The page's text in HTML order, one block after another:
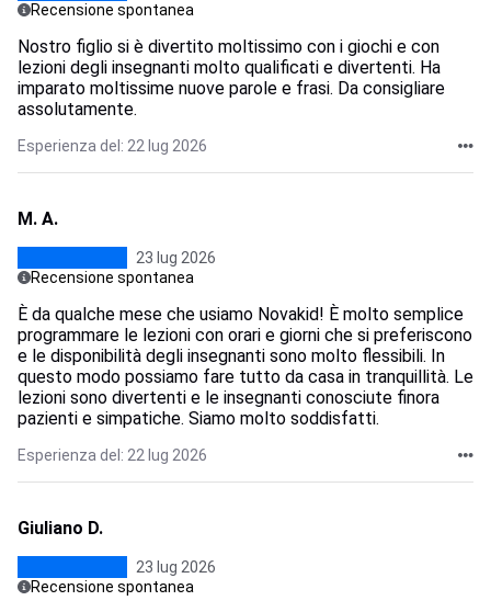
Recensione spontanea
Nostro figlio si è divertito moltissimo con i giochi e con
lezioni degli insegnanti molto qualificati e divertenti. Ha
imparato moltissime nuove parole e frasi. Da consigliare
assolutamente.
Esperienza del: 22 lug 2026
M. A.
23 lug 2026
Recensione spontanea
È da qualche mese che usiamo Novakid! È molto semplice
programmare le lezioni con orari e giorni che si preferiscono
e le disponibilità degli insegnanti sono molto flessibili. In
questo modo possiamo fare tutto da casa in tranquillità. Le
lezioni sono divertenti e le insegnanti conosciute finora
pazienti e simpatiche. Siamo molto soddisfatti.
Esperienza del: 22 lug 2026
Giuliano D.
23 lug 2026
Recensione spontanea